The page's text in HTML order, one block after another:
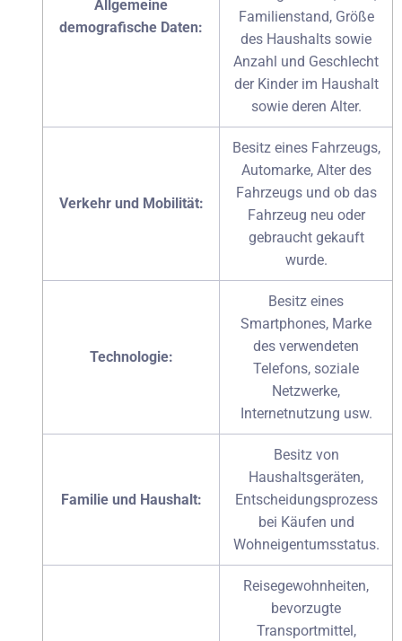
Allgemeine
demografische Daten:
Familienstand, Größe
des Haushalts sowie
Anzahl und Geschlecht
der Kinder im Haushalt
sowie deren Alter.
Verkehr und Mobilität:
Besitz eines Fahrzeugs,
Automarke, Alter des
Fahrzeugs und ob das
Fahrzeug neu oder
gebraucht gekauft
wurde.
Technologie:
Besitz eines
Smartphones, Marke
des verwendeten
Telefons, soziale
Netzwerke,
Internetnutzung usw.
Familie und Haushalt:
Besitz von
Haushaltsgeräten,
Entscheidungsprozess
bei Käufen und
Wohneigentumsstatus.
Reisegewohnheiten,
bevorzugte
Transportmittel,